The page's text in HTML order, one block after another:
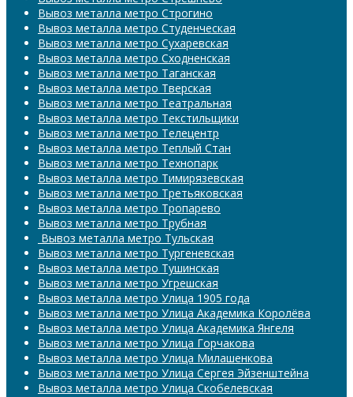
Вывоз металла метро Строгино
Вывоз металла метро Студенческая
Вывоз металла метро Сухаревская
Вывоз металла метро Сходненская
Вывоз металла метро Таганская
Вывоз металла метро Тверская
Вывоз металла метро Театральная
Вывоз металла метро Текстильщики
Вывоз металла метро Телецентр
Вывоз металла метро Теплый Стан
Вывоз металла метро Технопарк
Вывоз металла метро Тимирязевская
Вывоз металла метро Третьяковская
Вывоз металла метро Тропарево
Вывоз металла метро Трубная
​​​​​​​ Вывоз металла метро Тульская
Вывоз металла метро Тургеневская
Вывоз металла метро Тушинская
Вывоз металла метро Угрешская
Вывоз металла метро Улица 1905 года
Вывоз металла метро Улица Академика Королёва
Вывоз металла метро Улица Академика Янгеля
Вывоз металла метро Улица Горчакова
Вывоз металла метро Улица Милашенкова
Вывоз металла метро Улица Сергея Эйзенштейна
Вывоз металла метро Улица Скобелевская